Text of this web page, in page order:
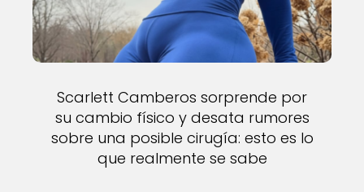
Scarlett Camberos sorprende por
su cambio físico y desata rumores
sobre una posible cirugía: esto es lo
que realmente se sabe